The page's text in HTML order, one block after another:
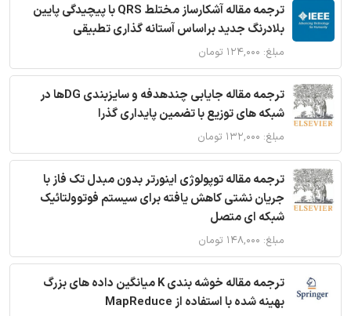
ترجمه مقاله آشکارساز مختلط QRS با پیچیدگی پایین
بلادرنگ جدید براساس آستانه گذاری تطبیقی
مبلغ: ۱۲۴,۰۰۰ تومان
ترجمه مقاله جایابی چندهدفه و سایزبندی DGها در
شبکه های توزیع با تضمین پایداری گذرا
مبلغ: ۱۳۲,۰۰۰ تومان
ترجمه مقاله توپولوژی اینورتر بدون مبدل تک فاز با
جریان نشتی کاهش یافته برای سیستم فوتوولتائیک
شبکه ای متصل
مبلغ: ۱۴۸,۰۰۰ تومان
ترجمه مقاله خوشه بندی K میانگین داده های بزرگ
بهینه شده با استفاده از MapReduce